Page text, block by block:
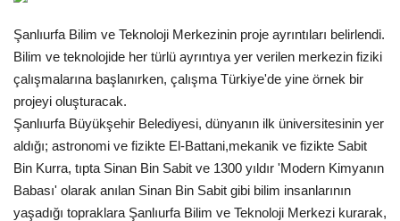
Ekonomi
Siyaset
Galeriler
Yaşam
Şanlıurfa Bilim ve Teknoloji Merkezinin proje ayrıntıları belirlendi.
Bilim ve teknolojide her türlü ayrıntıya yer verilen merkezin fiziki
çalışmalarına başlanırken, çalışma Türkiye'de yine örnek bir
projeyi oluşturacak.
Şanlıurfa Büyükşehir Belediyesi, dünyanın ilk üniversitesinin yer
aldığı; astronomi ve fizikte El-Battani,mekanik ve fizikte Sabit
Bin Kurra, tıpta Sinan Bin Sabit ve 1300 yıldır 'Modern Kimyanın
Babası' olarak anılan Sinan Bin Sabit gibi bilim insanlarının
yaşadığı topraklara Şanlıurfa Bilim ve Teknoloji Merkezi kurarak,